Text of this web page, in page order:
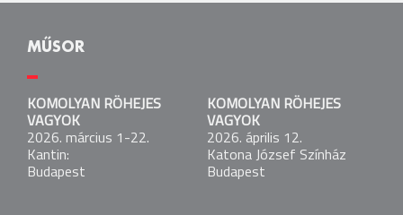
MŰSOR
KOMOLYAN RÖHEJES VAGYOK
2026. március 1-22.
Kantin:
Budapest
KOMOLYAN RÖHEJES
VAGYOK
2026. március 1-22.
Kantin:
Budapest
KOMOLYAN RÖHEJES
VAGYOK
2026. április 12.
Katona József Színház
Budapest